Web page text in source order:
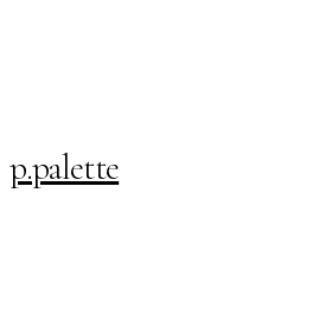
p.palette